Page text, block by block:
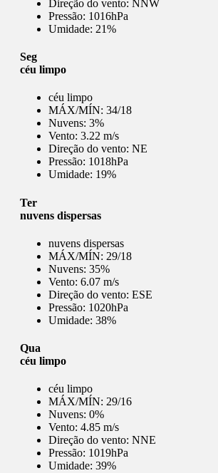
Direção do vento: NNW
Pressão: 1016hPa
Umidade: 21%
Seg
céu limpo
céu limpo
MÁX/MÍN: 34/18
Nuvens: 3%
Vento: 3.22 m/s
Direção do vento: NE
Pressão: 1018hPa
Umidade: 19%
Ter
nuvens dispersas
nuvens dispersas
MÁX/MÍN: 29/18
Nuvens: 35%
Vento: 6.07 m/s
Direção do vento: ESE
Pressão: 1020hPa
Umidade: 38%
Qua
céu limpo
céu limpo
MÁX/MÍN: 29/16
Nuvens: 0%
Vento: 4.85 m/s
Direção do vento: NNE
Pressão: 1019hPa
Umidade: 39%